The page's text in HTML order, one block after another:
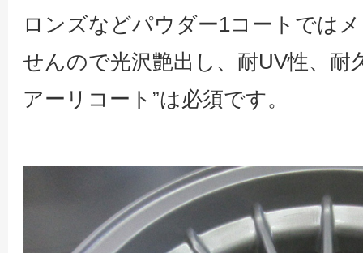
ロンズなどパウダー1コートでは
せんので光沢艶出し、耐UV性、耐
アーリコート”は必須です。